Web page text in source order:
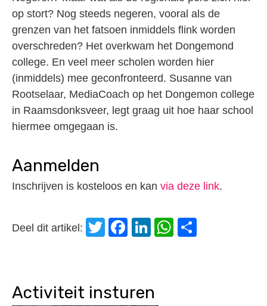
op stort? Nog steeds negeren, vooral als de
grenzen van het fatsoen inmiddels flink worden
overschreden? Het overkwam het Dongemond
college. En veel meer scholen worden hier
(inmiddels) mee geconfronteerd. Susanne van
Rootselaar, MediaCoach op het Dongemon college
in Raamsdonksveer, legt graag uit hoe haar school
hiermee omgegaan is.
Aanmelden
Inschrijven is kosteloos en kan via deze link.
Deel dit artikel: Twitter
Facebook
LinkedIn
WhatsApp
Activiteit insturen